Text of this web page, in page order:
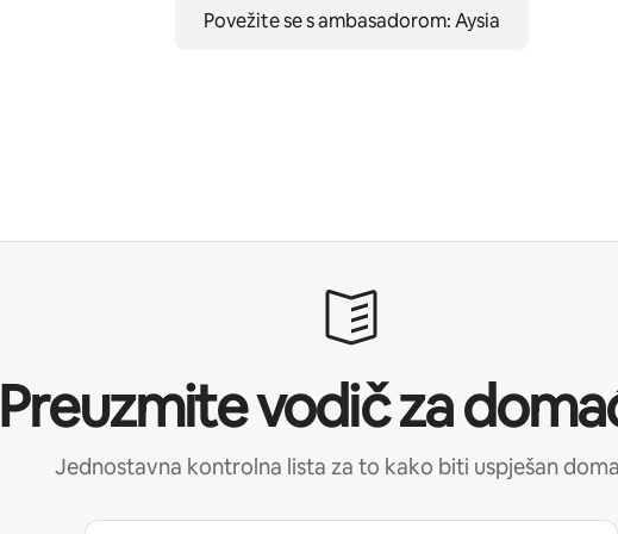
Povežite se s ambasadorom: Aysia
Preuzmite vodič za
Jednostavna kontrolna lista za to kako biti uspješan